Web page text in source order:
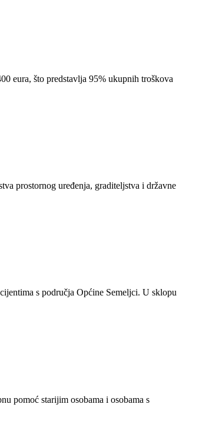
eura, što predstavlja 95% ukupnih troškova
prostornog uređenja, graditeljstva i državne
s područja Općine Semeljci. U sklopu
pomoć starijim osobama i osobama s